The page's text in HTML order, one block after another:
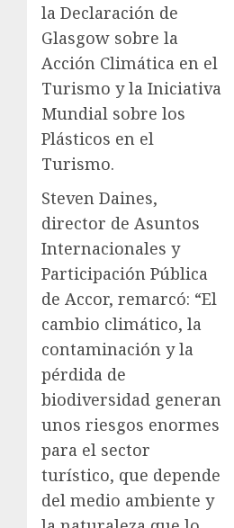
la Declaración de
Glasgow sobre la
Acción Climática en el
Turismo y la Iniciativa
Mundial sobre los
Plásticos en el
Turismo.
Steven Daines,
director de Asuntos
Internacionales y
Participación Pública
de Accor, remarcó: “El
cambio climático, la
contaminación y la
pérdida de
biodiversidad generan
unos riesgos enormes
para el sector
turístico, que depende
del medio ambiente y